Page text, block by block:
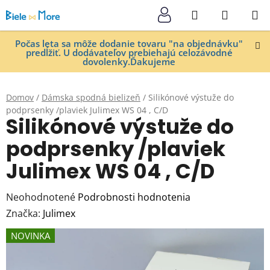
na
obsah
Počas leta sa môže dodanie tovaru "na objednávku"
predĺžiť. U dodávateľov prebiehajú celozávodné
dovolenky.Ďakujeme
Hľadať
KOŠÍK
Domov / Dámska spodná bielizeň / Silikónové výstuže do
podprsenky /plaviek Julimex WS 04 , C/D
Silikónové výstuže do
podprsenky /plaviek
Julimex WS 04 , C/D
Priemerné
hodnotenie
produktu
je
Neohodnotené Podrobnosti hodnotenia
Značka: Julimex
NOVINKA